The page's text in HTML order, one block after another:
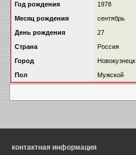
Год рождения
1978
Месяц рождения
сентябрь
День рождения
27
Страна
Россия
Город
Новокузнецк
Пол
Мужской
контактная информация